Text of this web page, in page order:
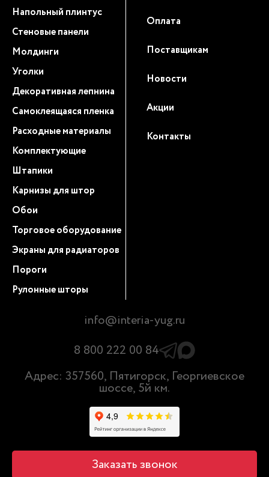
Напольный плинтус
Стеновые панели
Молдинги
Уголки
Декоративная лепнина
Самоклеящаяся пленка
Расходные материалы
Комплектующие
Штапики
Карнизы для штор
Обои
Торговое оборудование
Экраны для радиаторов
Пороги
Рулонные шторы
Оплата
Поставщикам
Новости
Акции
Контакты
info@interia-yug.ru
8 800 222 00 84
Адрес: 357560, Пятигорск, Георгиевское
шоссе, 5й км.
Заказать звонок